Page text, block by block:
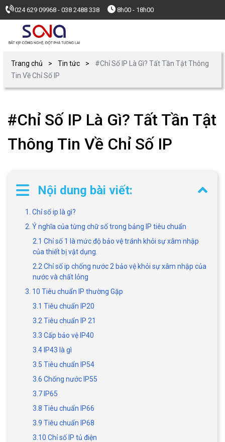
024 629 09968 - 038 2488 338 8h00 - 18h00
Trang chủ Tin tức
#Chỉ Số IP Là Gì? Tất Tần Tật Thông
Tin Về Chỉ Số IP
#Chỉ Số IP Là Gì? Tất Tần Tật
Thông Tin Về Chỉ Số IP
Nội dung bài viết:
1. Chỉ số ip là gì?
2. Ý nghĩa của từng chữ số trong bảng IP tiêu chuẩn
2.1 Chỉ số 1 là mức độ bảo vệ tránh khỏi sự xâm nhập
của thiết bị vật dụng.
2.2 Chỉ số ip chống nước 2 bảo vệ khỏi sự xâm nhập của
nước và chất lỏng
3. 10 Tiêu chuẩn IP thường Gặp
3.1 Tiêu chuẩn IP20
3.2 Tiêu chuẩn IP 21
3.3 Cấp bảo vệ IP40
3.4 IP43 là gì
3.5 Tiêu chuẩn IP54
3.6 Chống nước IP55
3.7 IP65
3.8 Tiêu chuẩn IP66
3.9 Tiêu chuẩn IP68
3.10 Chỉ số IP tủ điện